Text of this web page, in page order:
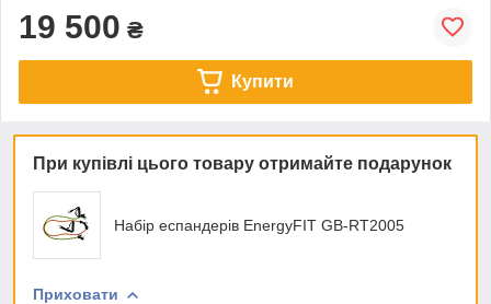
19 500 ₴
Купити
При купівлі цього товару отримайте подарунок
Набір еспандерів EnergyFIT GB-RT2005
Приховати